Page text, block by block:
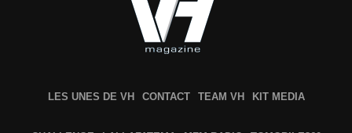
LES UNES DE VH CONTACT TEAM VH KIT MEDIA